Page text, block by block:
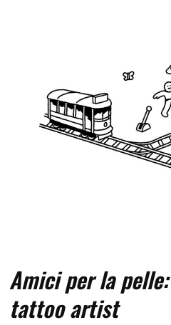
Amici per la
tattoo artist